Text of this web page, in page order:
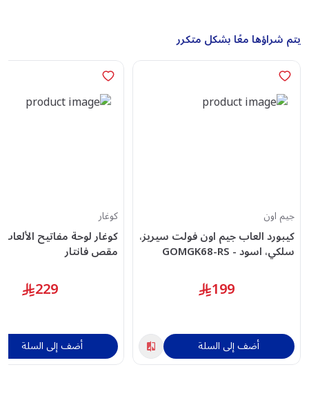
يتم شراؤها معًا بشكل متكرر
جيم اون
كيبورد العاب جيم اون فولت سيريز،
سلكي، اسود - GOMGK68-RS
199
أضف إلى السلة
كوغار
كوغار لوحة مفاتيح
مقص فانتار
229
أضف إلى السلة